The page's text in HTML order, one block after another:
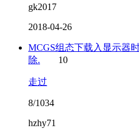
gk2017
2018-04-26
MCGS组态下载入显示器
除.
10
走过
8/1034
hzhy71